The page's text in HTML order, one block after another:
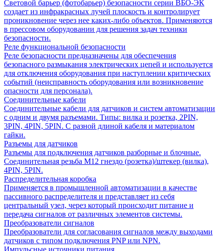
Световой барьер (фотобарьер) безопасности серии ВБО-ЭК
создает из инфракрасных лучей плоскость и контролирует
проникновение через нее каких-либо объектов. Применяются
в прессовом оборудовании для решения задач техники
безопасности.
Реле функциональной безопасности
Реле безопасности предназначены для обеспечения
безопасного размыкания электрических цепей и используется
для отключения оборудования при наступлении критических
событий (неисправность оборудования или возникновение
опасности для персонала).
Соединительные кабели
Соединительные кабели для датчиков и систем автоматизации
с одним и двумя разъемами. Типы: вилка и розетка, 2PIN,
3PIN, 4PIN, 5PIN. С разной длиной кабеля и материалом
гайки.
Разъемы для датчиков
Разъемы для подключения датчиков разборные и блочные.
Соединительная резьба М12 гнездо (розетка)/штекер (вилка),
4PIN, 5PIN.
Распределительная коробка
Применяется в промышленной автоматизации в качестве
пассивного распределителя и представляет из себя
центральный узел, через который происходит питание и
передача сигналов от различных элементов системы.
Преобразователи сигналов
Преобразователи для согласования сигналов между выходами
датчиков с типом подключения PNP или NPN.